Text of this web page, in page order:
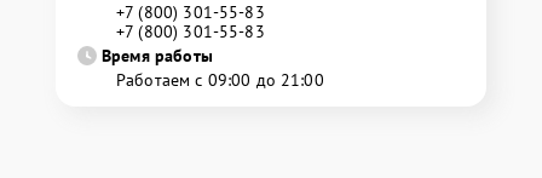
+7 (800) 301-55-83
+7 (800) 301-55-83
Время работы
Работаем с 09:00 до 21:00